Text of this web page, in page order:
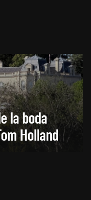
la boda
Holland